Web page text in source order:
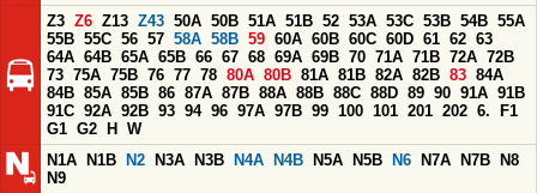
Z3 Z6 Z13 Z43 50A 50B 51A 51B 52 53A 53C 53B 54B 55A
55B 55C 56 57 58A 58B 59 60A 60B 60C 60D 61 62 63
64A 64B 65A 65B 66 67 68 69A 69B 70 71A 71B 72A 72B
73 75A 75B 76 77 78 80A 80B 81A 81B 82A 82B 83 84A
84B 85A 85B 86 87A 87B 88A 88B 88C 88D 89 90 91A 91B
91C 92A 92B 93 94 96 97A 97B 99 100 101 201 202 6.
F1
G1 G2 H
W
N1A
N1B N2 N3A N3B N4A N4B N5A N5B N6 N7A N7B
N8
N9